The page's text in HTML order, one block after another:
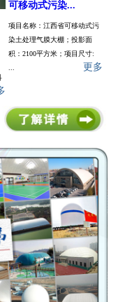
可移动式污染...
项目名称：江西省可移动式污
染土处理气膜大棚；投影面
积：2100平方米；项目尺寸:
...
更多